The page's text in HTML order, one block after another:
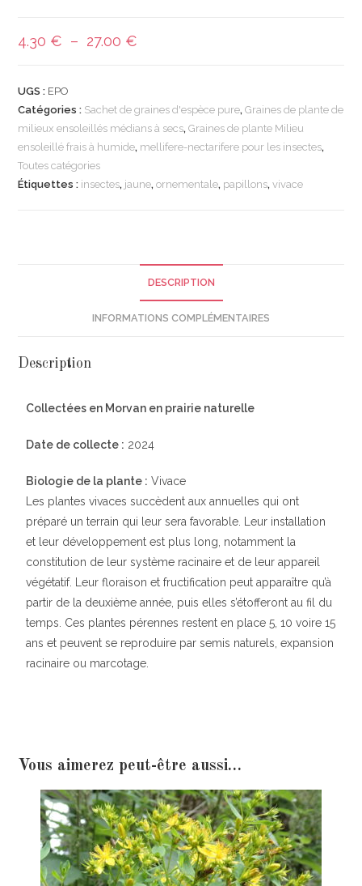
4.30 € – 27.00 €
UGS : EPO
Catégories : Sachet de graines d'espèce pure,Graines de plante de
milieux ensoleillés médians à secs,Graines de plante Milieu
ensoleillé frais à humide, mellifere-nectarifere pour les insectes,
Toutes catégories
Étiquettes : insectes, jaune,ornementale, papillons,vivace
DESCRIPTION
INFORMATIONS COMPLÉMENTAIRES
Description
Collectées en Morvan en prairie naturelle
Date de collecte : 2024
Biologie de la plante : Vivace
Les plantes vivaces succèdent aux annuelles qui ont
préparé un terrain qui leur sera favorable. Leur installation
et leur développement est plus long, notamment la
constitution de leur système racinaire et de leur appareil
végétatif. Leur floraison et fructification peut apparaître qu’à
partir de la deuxième année, puis elles s’étofferont au fil du
temps. Ces plantes pérennes restent en place 5, 10 voire 15
ans et peuvent se reproduire par semis naturels, expansion
racinaire ou marcotage.
Vous aimerez peut-être aussi…